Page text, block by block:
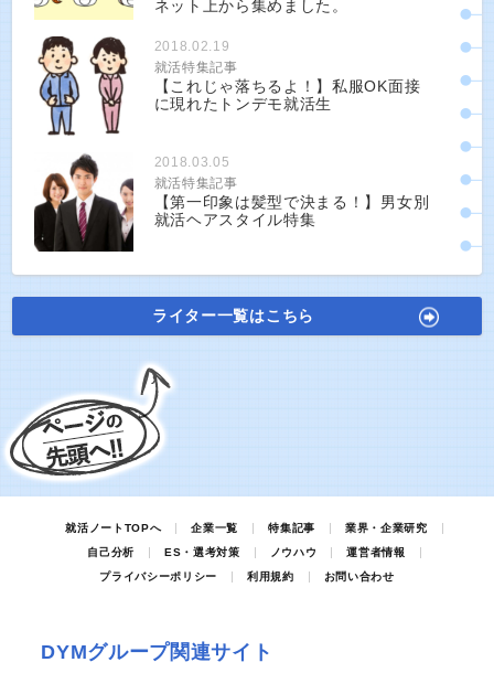
ネット上から集めました。
2018.02.19
就活特集記事
【これじゃ落ちるよ！】私服OK面接
に現れたトンデモ就活生
2018.03.05
就活特集記事
【第一印象は髪型で決まる！】男女別
就活ヘアスタイル特集
ライター一覧はこちら
就活ノートTOPへ 企業一覧 特集記事
業界・企業研究
自己分析
ES・選考対策 ノウハウ
運営者情報
プライバシーポリシー
利用規約 お問い合わせ
DYMグループ関連サイト